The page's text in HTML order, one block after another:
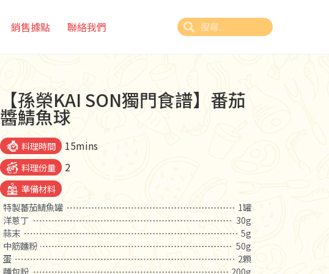
銷售據點 聯絡我們
【孫榮KAI SON獨門食譜】番茄
醬鯖魚球
料理時間 15mins
料理份量 2
準備材料
特製蕃茄鯖魚罐
1罐
洋蔥丁
30g
蒜末
5g
中筋麵粉
50g
蛋
2顆
麵包粉
200g